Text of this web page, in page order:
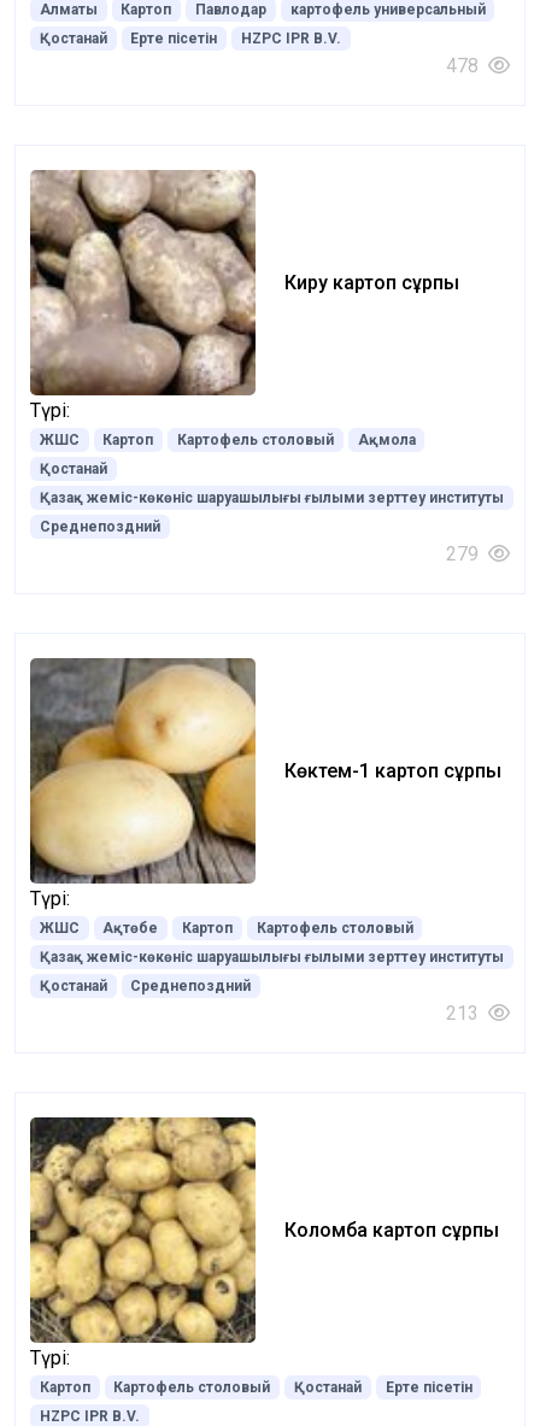
Алматы Картоп Павлодар
картофель универсальный
Қостанай
Ерте пісетін HZPC IPR B.V.
478
Киру картоп сұрпы
Түрі:
ЖШС Картоп Картофель столовый
Ақмола
Қостанай
Қазақ жеміс-көкөніс шаруашылығы ғылыми зерттеу институты
Среднепоздний
279
Көктем-1 картоп сұрпы
Түрі:
ЖШС Ақтөбе Картоп
Картофель столовый
Қазақ жеміс-көкөніс шаруашылығы ғылыми зерттеу институты
Қостанай
Среднепоздний
213
Коломба картоп сұрпы
Түрі:
Картоп Картофель столовый Қостанай
Ерте пісетін
HZPC IPR B.V.